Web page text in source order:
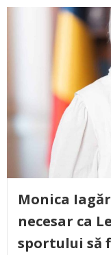
Monica
necesar ca
sportului să